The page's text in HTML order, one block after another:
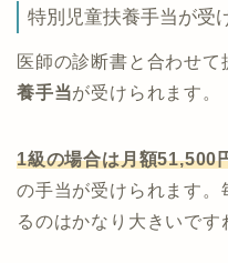
特別児童扶養手当が受
医師の診断書と合わせ
養手当が受けられます。
1級の場合は月額51,500
の手当が受けられます。
るのはかなり大きいです